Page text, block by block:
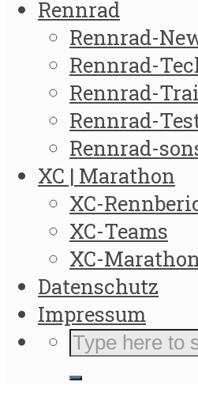
Rennrad
Rennrad-
Rennrad-
Rennrad-
Rennrad-
Rennrad-
XC | Marathon
XC-
XC-Teams
XC-
Datenschutz
Impressum